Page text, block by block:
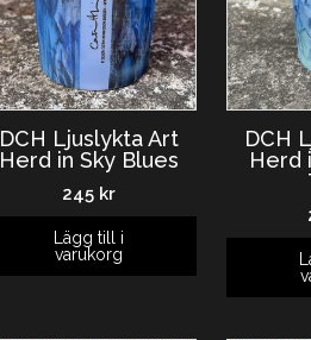
DCH Ljuslykta Art
Herd in Sky Blues
245 kr
Lägg till i
varukorg
DCH
Herd